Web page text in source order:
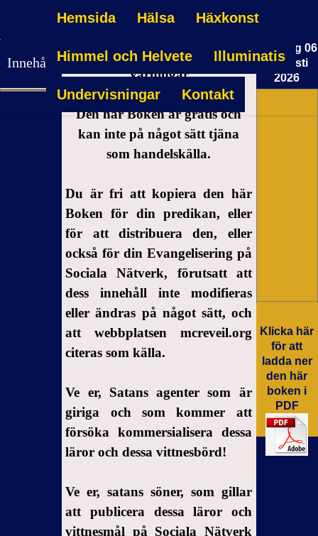
Hemsida Hälsa Häxkonst
Himmel och Helvete Illuminatis
Undervisningar Kontakt
Innehållsförteckning
Varningar
Meddelande
Meddelande
Varningar
Den här Boken är gratis och
kan inte på något sätt tjäna
som handelskälla.
Du är fri att kopiera den här
Boken för din predikan, eller
för att distribuera den, eller
också för din Evangelisering på
Sociala Nätverk, förutsatt att
dess innehåll inte modifieras
eller ändras på något sätt, och
att webbplatsen mcreveil.org
citeras som källa.
Ve er, Satans agenter som är
giriga och som kommer att
försöka kommersialisera dessa
läror och dessa vittnesbörd!
Ve er, satans söner, som gillar
att publicera dessa läror och
vittnesmål på Sociala Nätverk
Torsdag 06
Augusti
2026
14:18:45
Klicka här
för att
ladda ner
den här
boken i
PDF